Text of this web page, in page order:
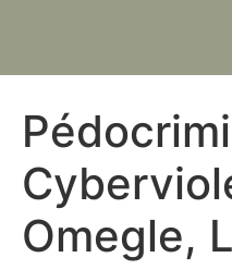
Omegle,